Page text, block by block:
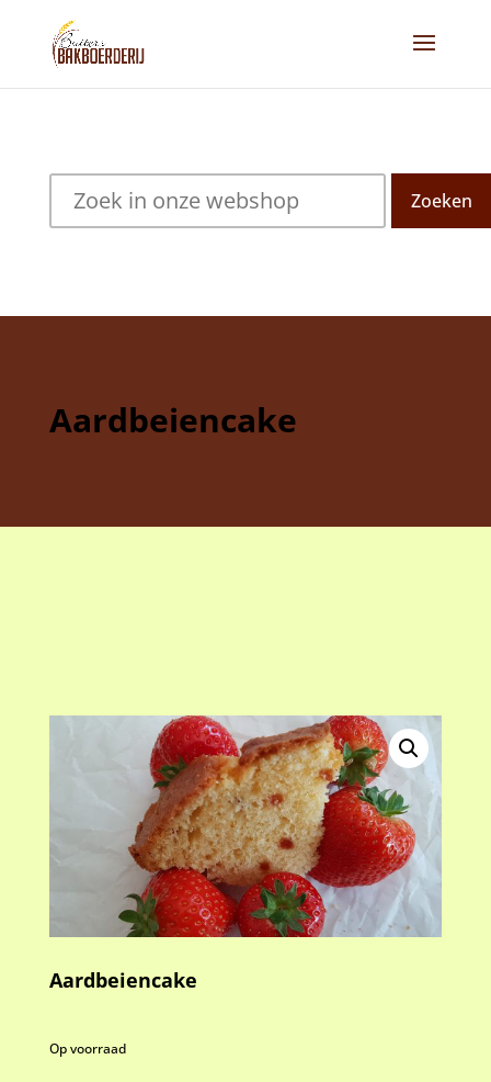
Zoeken
Aardbeiencake
Aardbeiencake
Op voorraad